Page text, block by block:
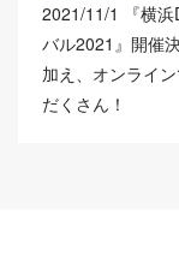
2021/11/1
『横
バル2021』開催
加え、オンライ
だくさん！